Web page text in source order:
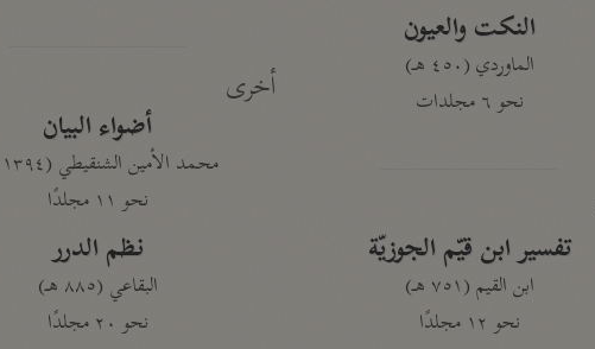
النكت والعيون
الماوردي (٤٥٠ هـ)
نحو ٦ مجلدات
تفسير ابن قيّم الجوزيّة
ابن القيم (٧٥١ هـ)
نحو ١٢ مجلدًا
أخرى
أضواء البيان
محمد الأمين الشنقيطي (١٣٩٤ هـ)
نحو ١١ مجلدًا
نظم الدرر
البقاعي (٨٨٥ هـ)
نحو ٢٠ مجلدًا